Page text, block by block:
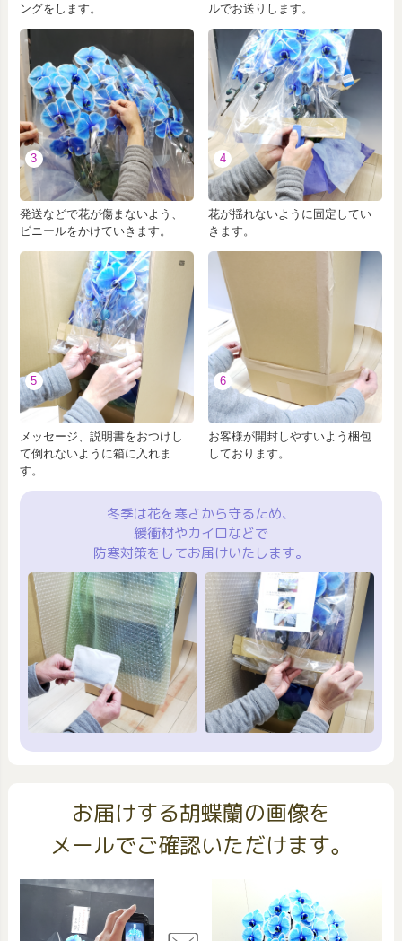
ングをします。
ルでお送りします。
3
発送などで花が傷まないよう、
ビニールをかけていきます。
4
花が揺れないように固定してい
きます。
5
メッセージ、説明書をおつけし
て倒れないように箱に入れま
す。
6
お客様が開封しやすいよう梱包
しております。
冬季は花を寒さから守るため、
緩衝材やカイロなどで
防寒対策をしてお届けいたします。
お届けする胡蝶蘭の画像を
メールでご確認いただけます。